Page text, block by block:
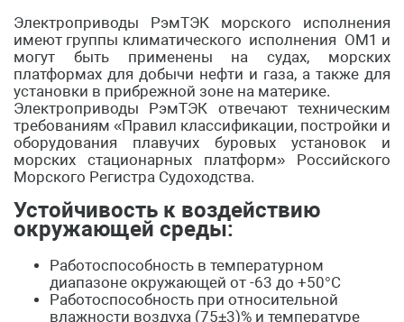
Электроприводы РэмТЭК морского исполнения
имеют группы климатического исполнения ОМ1 и
могут быть применены на судах, морских
платформах для добычи нефти и газа, а также для
установки в прибрежной зоне на материке.
Электроприводы РэмТЭК отвечают техническим
требованиям «Правил классификации, постройки и
оборудования плавучих буровых установок и
морских стационарных платформ» Российского
Морского Регистра Судоходства.
Устойчивость к воздействию
окружающей среды:
Работоспособность в температурном
диапазоне окружающей от -63 до +50°С
Работоспособность при относительной
влажности воздуха (75±3)% и температуре